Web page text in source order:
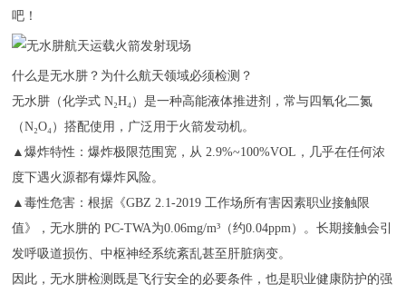
吧！
什么是无水肼？为什么航天领域必须检测？
无水肼（化学式 N₂H₄）是一种高能液体推进剂，常与四氧化二氮
（N₂O₄）搭配使用，广泛用于火箭发动机。
▲爆炸特性 ：爆炸极限范围宽，从 2.9%~100%VOL，几乎在任何浓
度下遇火源都有爆炸风险。
▲毒性危害 ：根据《GBZ 2.1-2019 工作场所有害因素职业接触限
值》，无水肼的 PC-TWA为0.06mg/m³（约0.04ppm）。长期接触会引
发呼吸道损伤、中枢神经系统紊乱甚至肝脏病变。
因此，无水肼检测既是飞行安全的必要条件，也是职业健康防护的强